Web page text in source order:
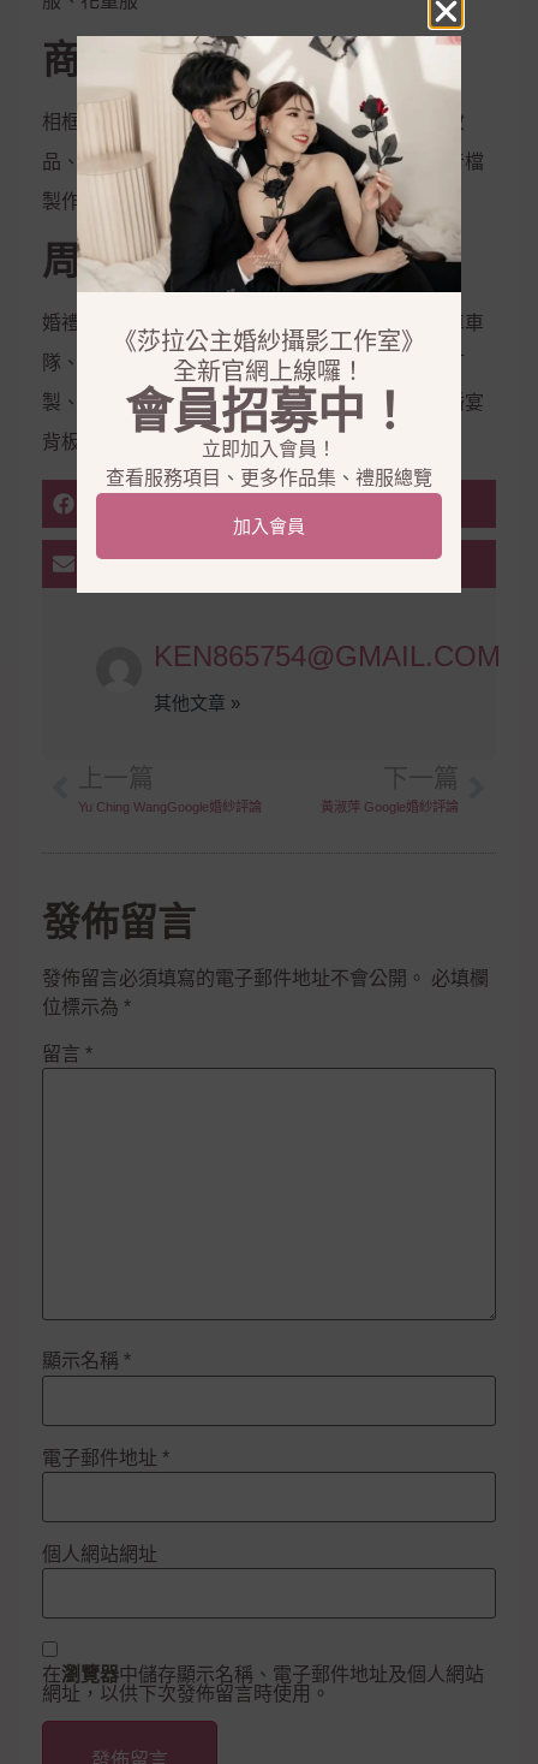
商品銷售
相框、相本、雜誌本、喜帖、定妝液、控油保濕妝
品、隱形內衣、新娘捧花、拍照鮮花束，電子影音檔
製作
周邊合作
婚禮企劃、婚禮主持、會場佈置、婚禮樂團、禮車車
隊、西服訂製、金飾銀飾租借、鑽戒訂製、婚鞋訂
製、美甲、美睫、霧眉、拍攝道具、婚禮道具、婚宴
背板、婚宴會館
FACEBOOK
EMAIL
KEN865754@GMAIL.COM
其他文章 »
上一篇
Yu Ching WangGoogle婚紗評論
下一篇
黃淑萍 Google婚紗評論
發佈留言
發佈留言必須填寫的電子郵件地址不會公開。
必填欄
位標示為 *
留言 *
顯示名稱 *
電子郵件地址 *
個人網站網址
在瀏覽器中儲存顯示名稱、電子郵件地址及個人網站
網址，以供下次發佈留言時使用。
《莎拉公主婚紗攝影工作室》
全新官網上線囉！
會員招募中！
立即加入會員！
查看服務項目、更多作品集、禮服總覽
加入會員